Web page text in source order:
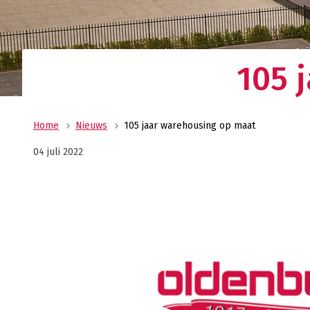
Uw allround logistiek dienstverlener met
wereldwijd netwerk? Oldenburger|Fritom
beste logistieke oplossing voor uw
105
Home Nieuws 105 jaar warehousing op maat
04 juli 2022